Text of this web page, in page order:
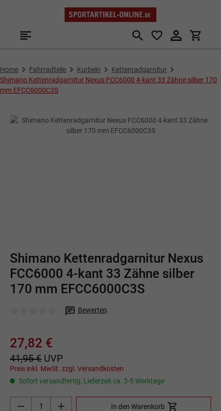
Zum Hauptinhalt springen
Home Fahrradteile Kurbeln
Kettenradgarnitur
Shimano Kettenradgarnitur Nexus FCC6000 4-kant 33 Zähne silber 170
mm EFCC6000C3S
Shimano Kettenradgarnitur Nexus
FCC6000 4-kant 33 Zähne silber
170 mm EFCC6000C3S
Bewerten
27,82 €
41,95 € UVP
Preis inkl. MwSt. zzgl. Versandkosten
Sofort versandfertig, Lieferzeit ca. 3-5 Werktage
Produkt Anzahl: Gib den gewünschten Wert
In den Warenkorb